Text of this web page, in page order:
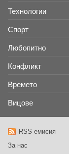
Технологии
Спорт
Любопитно
Конфликт
Времето
Вицове
RSS емисия
За нас